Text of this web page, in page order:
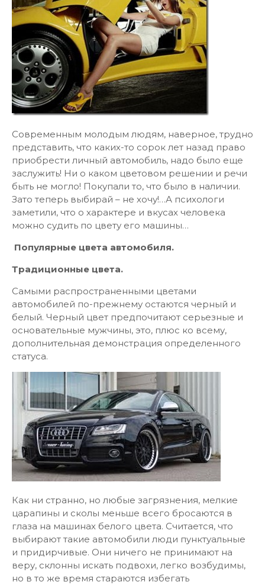
Современным молодым людям, наверное, трудно
представить, что каких-то сорок лет назад право
приобрести личный автомобиль, надо было еще
заслужить! Ни о каком цветовом решении и речи
быть не могло! Покупали то, что было в наличии.
Зато теперь выбирай – не хочу!…А психологи
заметили, что о характере и вкусах человека
можно судить по цвету его машины…
Популярные цвета автомобиля.
Традиционные цвета.
Самыми распространенными цветами
автомобилей по-прежнему остаются черный и
белый. Черный цвет предпочитают серьезные и
основательные мужчины, это, плюс ко всему,
дополнительная демонстрация определенного
статуса.
Как ни странно, но любые загрязнения, мелкие
царапины и сколы меньше всего бросаются в
глаза на машинах белого цвета. Считается, что
выбирают такие автомобили люди пунктуальные
и придирчивые. Они ничего не принимают на
веру, склонны искать подвохи, легко возбудимы,
но в то же время стараются избегать